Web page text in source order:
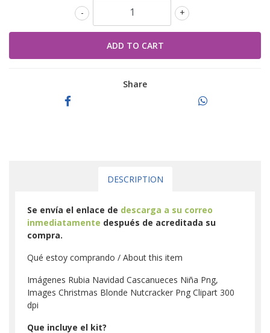
+
-
Share
DESCRIPTION
Se envía el enlace de descarga a su correo
inmediatamente después de acreditada su
compra.
Qué estoy comprando / About this item
Imágenes Rubia Navidad Cascanueces Niña Png,
Images Christmas Blonde Nutcracker Png Clipart 300
dpi
Que incluye el kit?